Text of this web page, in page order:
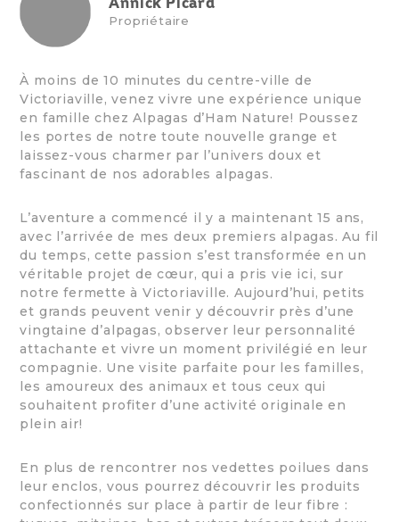
Propriétaire
À moins de 10 minutes du centre-ville de
Victoriaville, venez vivre une expérience unique
en famille chez Alpagas d’Ham Nature! Poussez
les portes de notre toute nouvelle grange et
laissez-vous charmer par l’univers doux et
fascinant de nos adorables alpagas.
L’aventure a commencé il y a maintenant 15 ans,
avec l’arrivée de mes deux premiers alpagas. Au fil
du temps, cette passion s’est transformée en un
véritable projet de cœur, qui a pris vie ici, sur
notre fermette à Victoriaville. Aujourd’hui, petits
et grands peuvent venir y découvrir près d’une
vingtaine d’alpagas, observer leur personnalité
attachante et vivre un moment privilégié en leur
compagnie. Une visite parfaite pour les familles,
les amoureux des animaux et tous ceux qui
souhaitent profiter d’une activité originale en
plein air!
En plus de rencontrer nos vedettes poilues dans
leur enclos, vous pourrez découvrir les produits
confectionnés sur place à partir de leur fibre :